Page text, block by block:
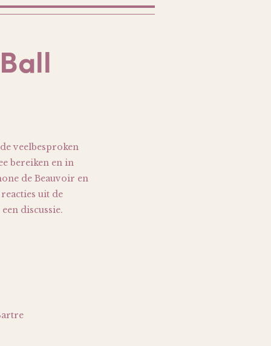
veelbesproken
bereiken en in
de Beauvoir en
uit de
discussie.